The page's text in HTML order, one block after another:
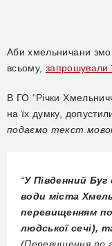
Аби хмельничани
всьому, запрошували
В ГО “Річки
на їх думку,
подаємо текст
“У Південний Буг
води міста
перевищенням
людської сечі),